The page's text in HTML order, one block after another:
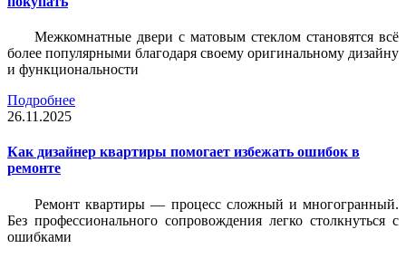
Межкомнатные двери с матовым стеклом становятся всё
более популярными благодаря своему оригинальному дизайну
и функциональности
Подробнее
26.11.2025
Как дизайнер квартиры помогает избежать ошибок в
ремонте
Ремонт квартиры — процесс сложный и многогранный.
Без профессионального сопровождения легко столкнуться с
ошибками